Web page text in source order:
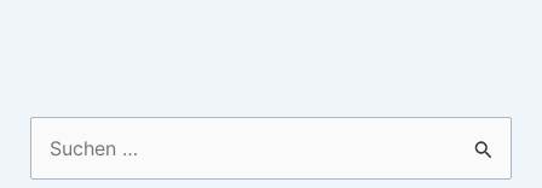
Suchen
nach: